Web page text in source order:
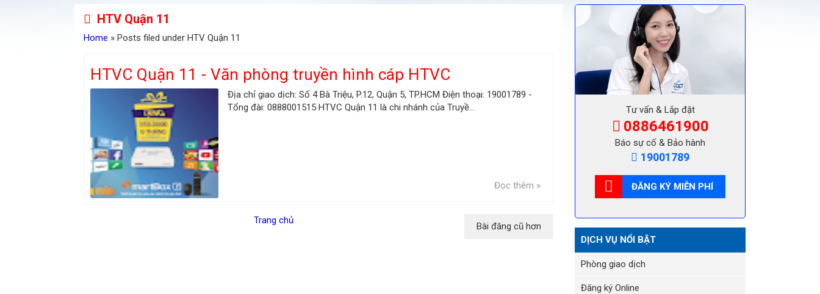
HTV Quận 11
Home » Posts filed under HTV Quận 11
HTVC Quận 11 - Văn phòng truyền hình cáp HTVC
Địa chỉ giao dịch: Số 4 Bà Triệu, P.12, Quận 5, TP.HCM Điện thoại: 19001789 -
Tổng đài: 0888001515 HTVC Quận 11 là chi nhánh của Truyề...
Đọc thêm »
Bài đăng cũ hơn
Trang chủ
Tư vấn & Lắp đặt
0886461900
Báo sự cố & Bảo hành
19001789
ĐĂNG KÝ MIỄN PHÍ
DỊCH VỤ NỔI BẬT
Phòng giao dịch
Đăng ký Online